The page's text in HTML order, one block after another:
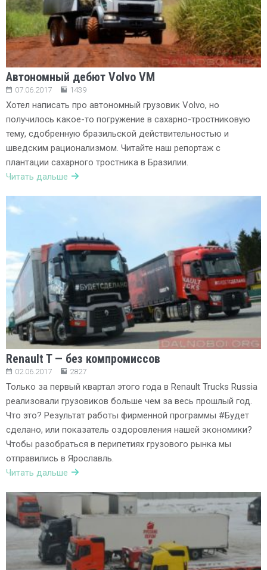
Автономный дебют Volvo VM
07.06.2017 1439
Хотел написать про автономный грузовик Volvo, но
получилось какое-то погружение в сахарно-тростниковую
тему, сдобренную бразильской действительностью и
шведским рационализмом. Читайте наш репортаж с
плантации сахарного тростника в Бразилии.
Читать дальше
Renault T — без компромиссов
02.06.2017 2827
Только за первый квартал этого года в Renault Trucks Russia
реализовали грузовиков больше чем за весь прошлый год.
Что это? Результат работы фирменной программы #Будет
сделано, или показатель оздоровления нашей экономики?
Чтобы разобраться в перипетиях грузового рынка мы
отправились в Ярославль.
Читать дальше